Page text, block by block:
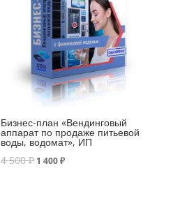
Бизнес-план «Вендинговый
аппарат по продаже питьевой
воды, водомат», ИП
4 500₽ 1 400₽